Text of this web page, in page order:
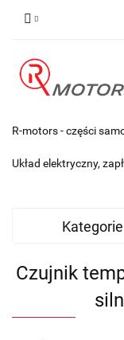
R-motors - części
Układ elektryczny,
Kategorie
Czujnik